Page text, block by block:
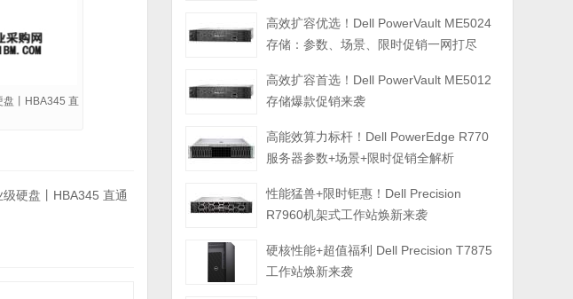
盘丨HBA345 直
硬盘丨HBA345 直通
高效扩容优选！Dell PowerVault ME5024
存储：参数、场景、限时促销一网打尽
高效扩容首选！Dell PowerVault ME5012
存储爆款促销来袭
高能效算力标杆！Dell PowerEdge R770
服务器参数+场景+限时促销全解析
性能猛兽+限时钜惠！Dell Precision
R7960机架式工作站焕新来袭
硬核性能+超值福利 Dell Precision T7875
工作站焕新来袭